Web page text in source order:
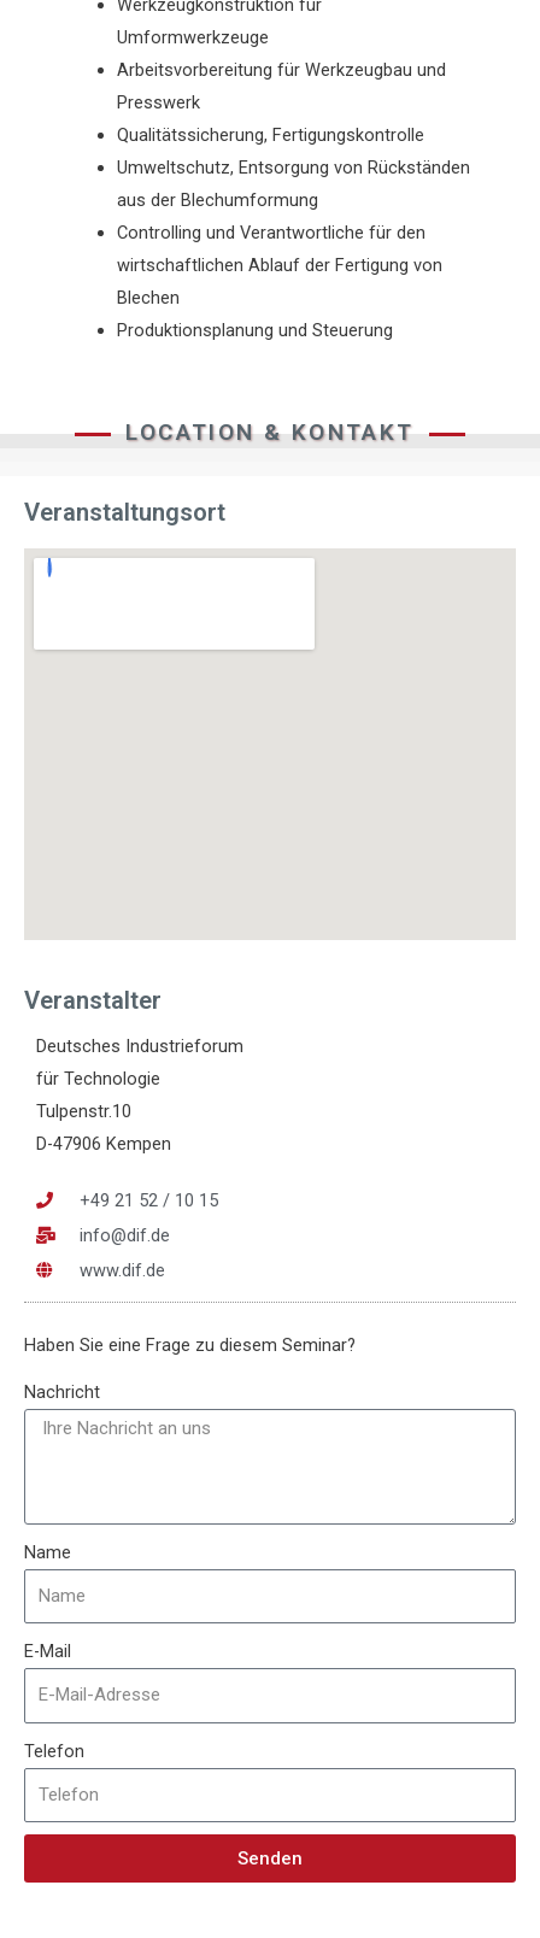
Werkzeugkonstruktion für
Umformwerkzeuge
Arbeitsvorbereitung für Werkzeugbau und
Presswerk
Qualitätssicherung, Fertigungskontrolle
Umweltschutz, Entsorgung von Rückständen
aus der Blechumformung
Controlling und Verantwortliche für den
wirtschaftlichen Ablauf der Fertigung von
Blechen
Produktionsplanung und Steuerung
LOCATION & KONTAKT
Veranstaltungsort
Veranstalter
Deutsches Industrieforum
für Technologie
Tulpenstr.10
D-47906 Kempen
+49 21 52 / 10 15
info@dif.de
www.dif.de
Haben Sie eine Frage zu diesem Seminar?
Nachricht
Name
E-Mail
Telefon
Senden